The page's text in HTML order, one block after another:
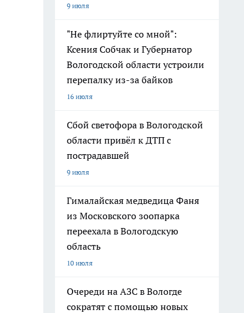
9 июля
"Не флиртуйте со мной":
Ксения Собчак и Губернатор
Вологодской области устроили
перепалку из-за байков
16 июля
Сбой светофора в Вологодской
области привёл к ДТП с
пострадавшей
9 июля
Гималайская медведица Фаня
из Московского зоопарка
переехала в Вологодскую
область
10 июля
Очереди на АЗС в Вологде
сократят с помощью новых